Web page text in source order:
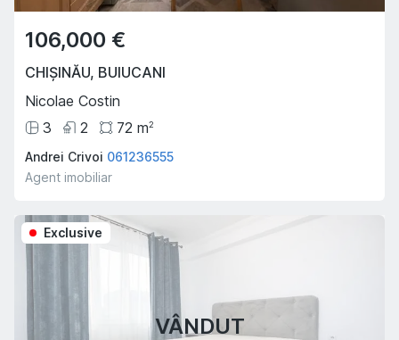
106,000 €
CHIȘINĂU, BUIUCANI
Nicolae Costin
3
2 72 m2
Andrei Crivoi 061236555
Agent imobiliar
VÂNDUT
Exclusive